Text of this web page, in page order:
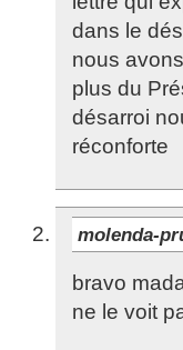
dans le
nous
plus du
désarroi
réconforte
molenda-
bravo
ne le voit